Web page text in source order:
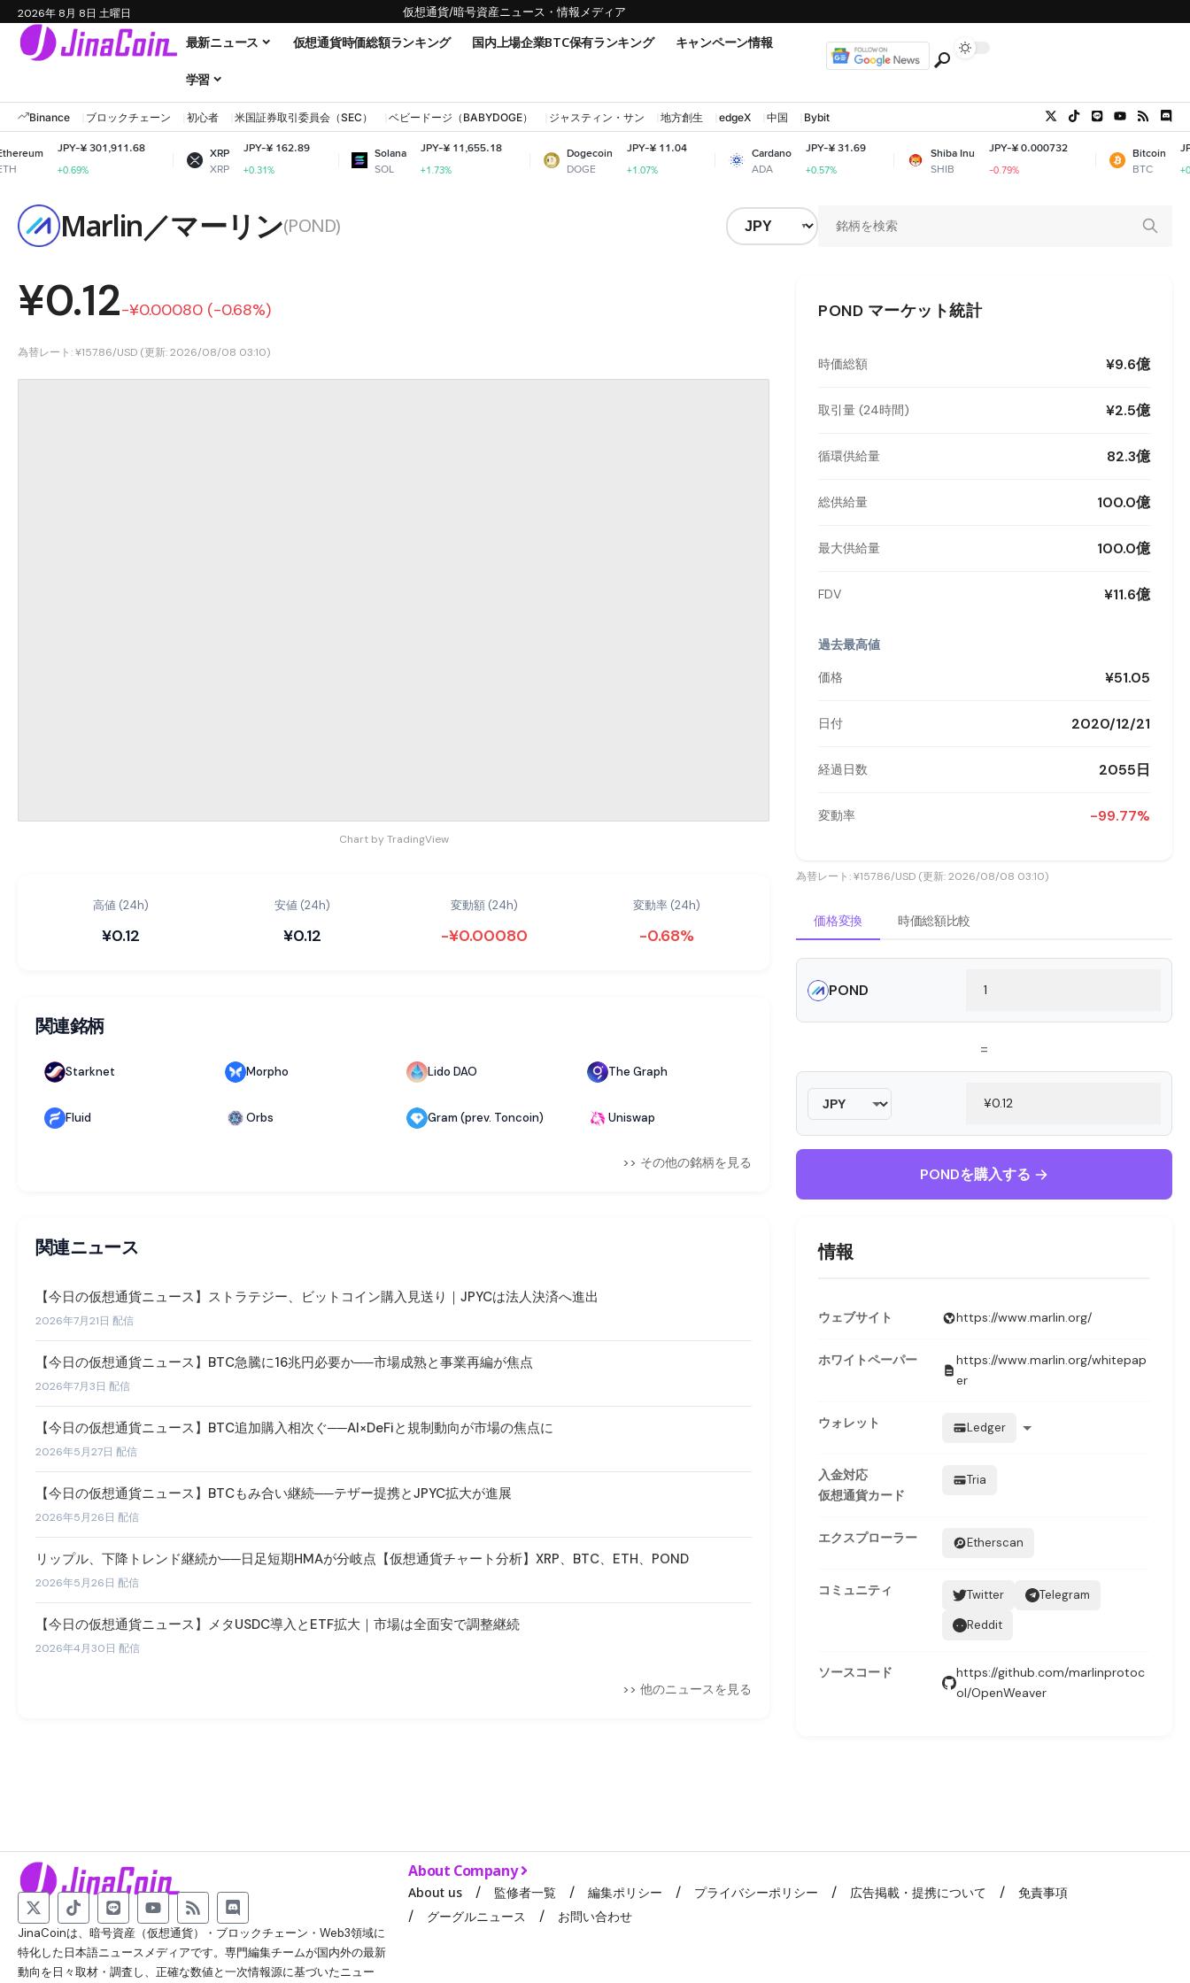
2026年 8月 8日 土曜日 仮想通貨/暗号資産ニュース・情報メディア
最新ニュース 仮想通貨時価総額ランキング 国内上場企業BTC保有ランキング キャンペーン情報
学習
Binance ブロックチェーン 初心者 米国証券取引委員会（SEC） ベビードージ（BABYDOGE） ジャスティン・サン 地方創生 edgeX 中国 Bybit
¥ 301,911.68
XRP
JPY-¥ 162.89
+0.31%
Solana
JPY-¥ 11,655.18
+1.73%
Dogecoin
JPY-¥ 11.04
+1.07%
Cardano
JPY-¥ 31.69
+0.57%
Shiba Inu
JPY-¥ 0.000732
-0.79%
Bitcoin
JPY-¥
+0.93%
Marlin／マーリン(POND)
¥0.12-¥0.00080 (-0.68%)
為替レート: ¥157.86/USD (更新: 2026/08/08 03:10)
Chart by TradingView
高値 (24h)
¥0.12
安値 (24h)
¥0.12
変動額 (24h)
-¥0.00080
変動率 (24h)
-0.68%
関連銘柄
Starknet Morpho Lido DAO The Graph
Fluid Orbs Gram (prev. Toncoin) Uniswap
>> その他の銘柄を見る
関連ニュース
【今日の仮想通貨ニュース】ストラテジー、ビットコイン購入見送り｜JPYCは法人決済へ進出
2026年7月21日 配信
【今日の仮想通貨ニュース】BTC急騰に16兆円必要か──市場成熟と事業再編が焦点
2026年7月3日 配信
【今日の仮想通貨ニュース】BTC追加購入相次ぐ──AI×DeFiと規制動向が市場の焦点に
2026年5月27日 配信
【今日の仮想通貨ニュース】BTCもみ合い継続──テザー提携とJPYC拡大が進展
2026年5月26日 配信
リップル、下降トレンド継続か──日足短期HMAが分岐点【仮想通貨チャート分析】XRP、BTC、ETH、POND
2026年5月26日 配信
【今日の仮想通貨ニュース】メタUSDC導入とETF拡大｜市場は全面安で調整継続
2026年4月30日 配信
>> 他のニュースを見る
POND マーケット統計
時価総額 ¥9.6億
取引量 (24時間) ¥2.5億
循環供給量 82.3億
総供給量 100.0億
最大供給量 100.0億
FDV ¥11.6億
過去最高値
価格 ¥51.05
日付 2020/12/21
経過日数 2055日
変動率 -99.77%
為替レート: ¥157.86/USD (更新: 2026/08/08 03:10)
価格変換 時価総額比較
POND
=
PONDを購入する
情報
ウェブサイト https://www.marlin.org/
ホワイトペーパー
https://www.marlin.org/whitepap
er
ウォレット Ledger
入金対応
仮想通貨カード
Tria
エクスプローラー Etherscan
コミュニティ Twitter
Telegram
Reddit
ソースコード
https://github.com/marlinprotoc
ol/OpenWeaver
JinaCoinは、暗号資産（仮想通貨）・ブロックチェーン・Web3領域に
特化した日本語ニュースメディアです。専門編集チームが国内外の最新
動向を日々取材・調査し、正確な数値と一次情報源に基づいたニュー
About Company
About us 監修者一覧 編集ポリシー プライバシーポリシー 広告掲載・提携について
免責事項
グーグルニュース
お問い合わせ